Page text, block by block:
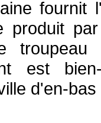
fournit
produit
est
d'en-